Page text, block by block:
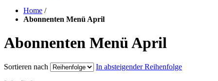
Home /
Abonnenten Menü April
Abonnenten Menü April
Sortieren nach In absteigender Reihenfolge